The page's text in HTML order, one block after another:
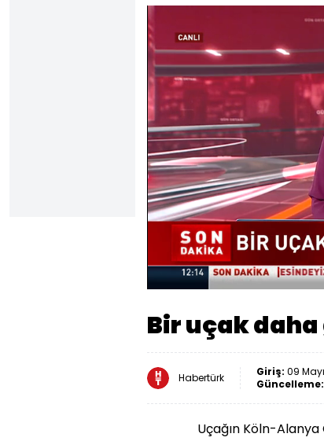
Sesi
Yüklendi:
20.48%
Bir uçak
Habertürk Giriş: 09
Güncelleme:
Uçağın Köln-